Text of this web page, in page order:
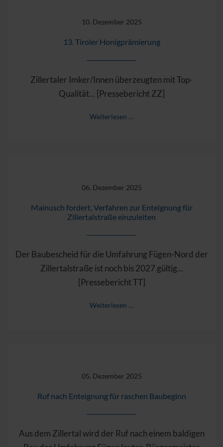
10. Dezember 2025
13. Tiroler Honigprämierung
Zillertaler Imker/Innen überzeugten mit Top-
Qualität... [Pressebericht ZZ]
Weiterlesen …
06. Dezember 2025
Mainusch fordert, Verfahren zur Enteignung für
Zillertalstraße einzuleiten
Der Baubescheid für die Umfahrung Fügen-Nord der
Zillertalstraße ist noch bis 2027 gültig...
[Pressebericht TT]
Weiterlesen …
05. Dezember 2025
Ruf nach Enteignung für raschen Baubeginn
Aus dem Zillertal wird der Ruf nach einem baldigen